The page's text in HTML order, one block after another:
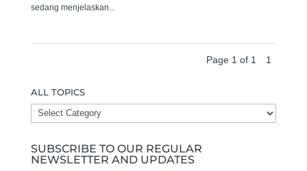
sedang menjelaskan...
Page 1 of 1 1
ALL TOPICS
ALL
TOPICS
SUBSCRIBE TO OUR REGULAR
NEWSLETTER AND UPDATES